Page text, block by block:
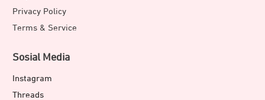
Privacy Policy
Terms & Service
Sosial Media
Instagram
Threads